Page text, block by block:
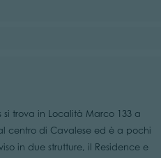
si trova in Località Marco 133 a
centro di Cavalese ed è a pochi
in due strutture, il Residence e